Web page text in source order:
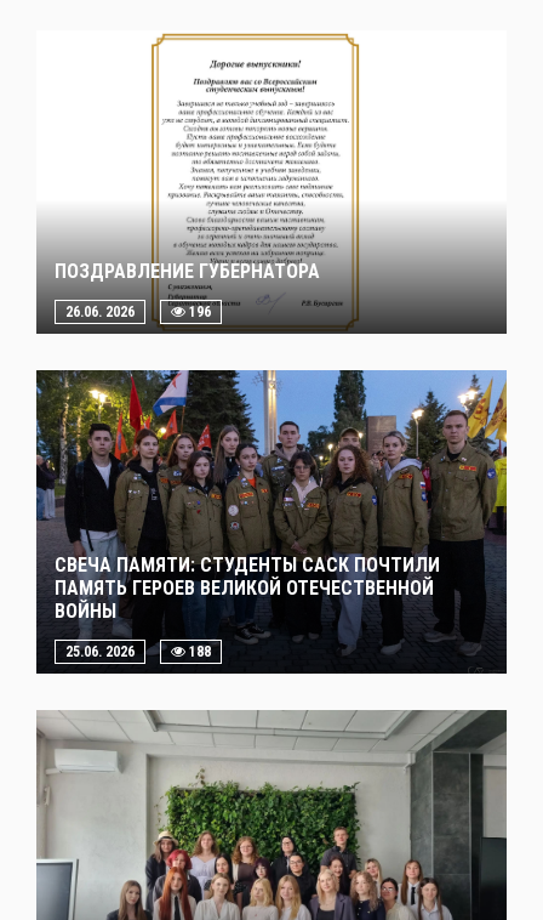
ПОЗДРАВЛЕНИЕ ГУБЕРНАТОРА
26.06. 2026 196
СВЕЧА ПАМЯТИ: СТУДЕНТЫ САСК ПОЧТИЛИ
ПАМЯТЬ ГЕРОЕВ ВЕЛИКОЙ ОТЕЧЕСТВЕННОЙ
ВОЙНЫ
25.06. 2026 188